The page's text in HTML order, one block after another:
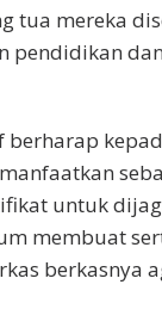
tua mereka
pendidikan
berharap
untuk
membuat
berkasnya